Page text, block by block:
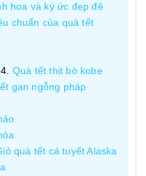
hoa và ký ức đẹp đẽ
chuẩn của quà tết
Quà tết thịt bò kobe
gan ngỗng pháp
quà tết cá tuyết Alaska